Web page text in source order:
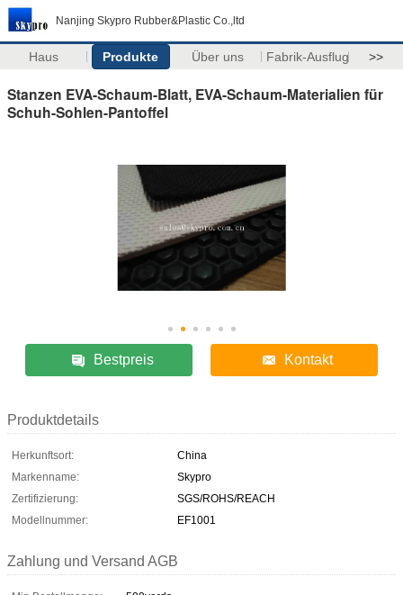
Nanjing Skypro Rubber&Plastic Co.,ltd
Haus Produkte Über uns Fabrik-Ausflug >>
Stanzen EVA-Schaum-Blatt, EVA-Schaum-Materialien für
Schuh-Sohlen-Pantoffel
Bestpreis Kontakt
Produktdetails
Herkunftsort:
China
Markenname:
Skypro
Zertifizierung:
SGS/ROHS/REACH
Modellnummer:
EF1001
Zahlung und Versand AGB